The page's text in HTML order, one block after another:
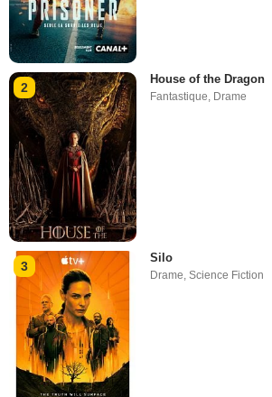
2
House of the Dragon
Fantastique, Drame
3
Silo
Drame,Science Fiction